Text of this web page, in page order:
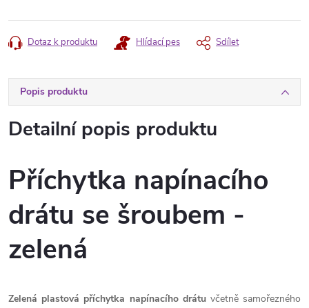
Dotaz k produktu Hlídací pes Sdílet
Popis produktu
Detailní popis produktu
Příchytka napínacího
drátu se šroubem -
zelená
Zelená plastová příchytka napínacího drátuvčetně samořezného